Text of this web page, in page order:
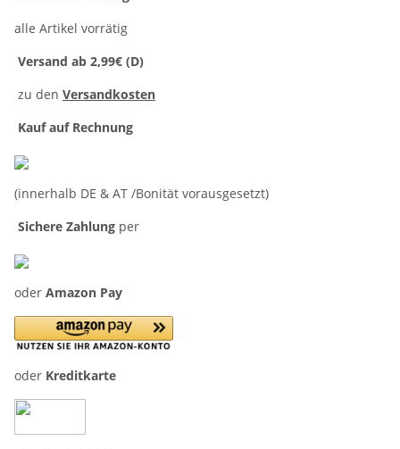
alle Artikel vorrätig
Versand ab 2,99€ (D)
zu den Versandkosten
Kauf auf Rechnung
(innerhalb DE & AT /Bonität vorausgesetzt)
Sichere Zahlung per
oder Amazon Pay
oder Kreditkarte